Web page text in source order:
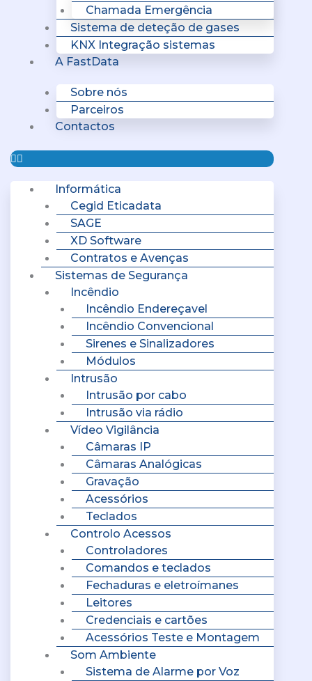
Chamada Emergência
Sistema de deteção de gases
KNX Integração sistemas
A FastData
Sobre nós
Parceiros
Contactos
Informática
Cegid Eticadata
SAGE
XD Software
Contratos e Avenças
Sistemas de Segurança
Incêndio
Incêndio Endereçavel
Incêndio Convencional
Sirenes e Sinalizadores
Módulos
Intrusão
Intrusão por cabo
Intrusão via rádio
Vídeo Vigilância
Câmaras IP
Câmaras Analógicas
Gravação
Acessórios
Teclados
Controlo Acessos
Controladores
Comandos e teclados
Fechaduras e eletroímanes
Leitores
Credenciais e cartões
Acessórios Teste e Montagem
Som Ambiente
Sistema de Alarme por Voz